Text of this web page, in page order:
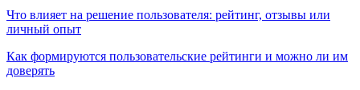
Что влияет на решение пользователя: рейтинг, отзывы или
личный опыт
Как формируются пользовательские рейтинги и можно ли им
доверять